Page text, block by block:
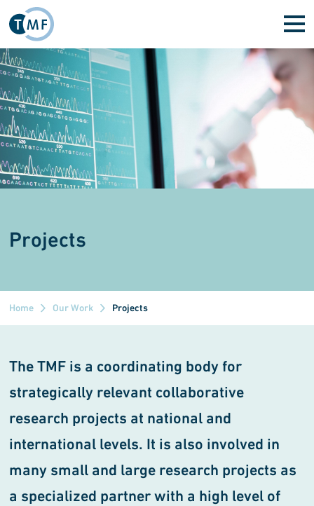
Skip to main content
Projects
Home Our Work Projects
The TMF is a coordinating body for
strategically relevant collaborative
research projects at national and
international levels. It is also involved in
many small and large research projects as
a specialized partner with a high level of